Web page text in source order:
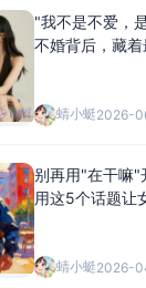
"我不是不爱，
不婚背后，藏
蜻小蜓2026-
别再用"在干嘛"
用这5个话题让
蜻小蜓2026-